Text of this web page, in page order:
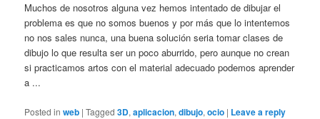
Muchos de nosotros alguna vez hemos intentado de dibujar el
problema es que no somos buenos y por más que lo intentemos
no nos sales nunca, una buena solución seria tomar clases de
dibujo lo que resulta ser un poco aburrido, pero aunque no crean
si practicamos artos con el material adecuado podemos aprender
a ...
Posted in web |Tagged 3D,aplicacion,dibujo,ocio | Leave a reply